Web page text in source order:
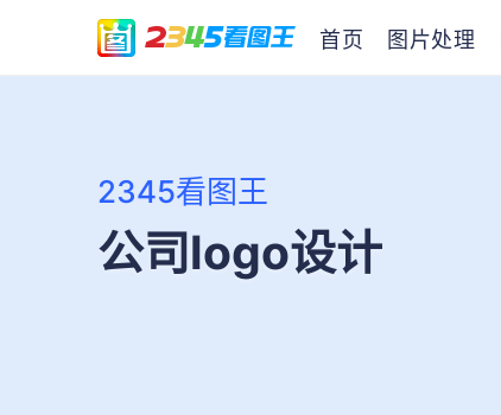
首页 图片处理
2345看图王
公司logo设计